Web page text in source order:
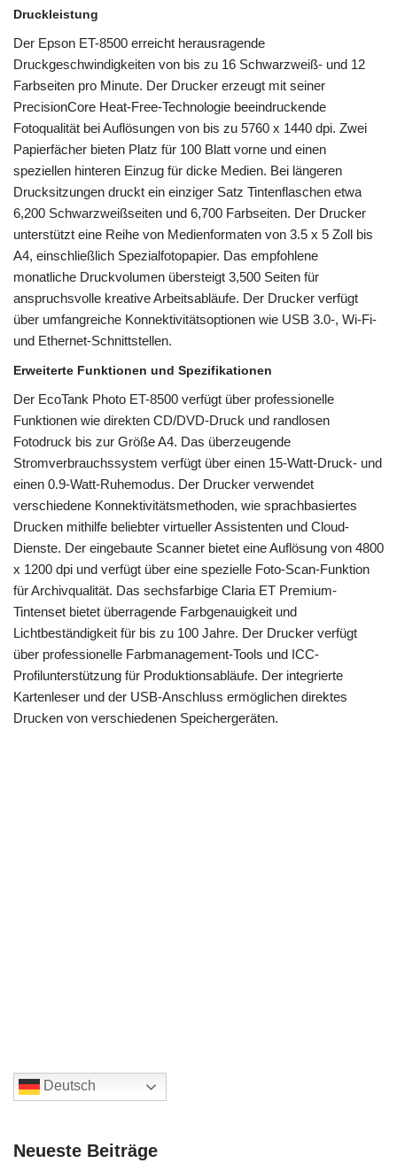
Druckleistung
Der Epson ET-8500 erreicht herausragende
Druckgeschwindigkeiten von bis zu 16 Schwarzweiß- und 12
Farbseiten pro Minute. Der Drucker erzeugt mit seiner
PrecisionCore Heat-Free-Technologie beeindruckende
Fotoqualität bei Auflösungen von bis zu 5760 x 1440 dpi. Zwei
Papierfächer bieten Platz für 100 Blatt vorne und einen
speziellen hinteren Einzug für dicke Medien. Bei längeren
Drucksitzungen druckt ein einziger Satz Tintenflaschen etwa
6,200 Schwarzweißseiten und 6,700 Farbseiten. Der Drucker
unterstützt eine Reihe von Medienformaten von 3.5 x 5 Zoll bis
A4, einschließlich Spezialfotopapier. Das empfohlene
monatliche Druckvolumen übersteigt 3,500 Seiten für
anspruchsvolle kreative Arbeitsabläufe. Der Drucker verfügt
über umfangreiche Konnektivitätsoptionen wie USB 3.0-, Wi-Fi-
und Ethernet-Schnittstellen.
Erweiterte Funktionen und Spezifikationen
Der EcoTank Photo ET-8500 verfügt über professionelle
Funktionen wie direkten CD/DVD-Druck und randlosen
Fotodruck bis zur Größe A4. Das überzeugende
Stromverbrauchssystem verfügt über einen 15-Watt-Druck- und
einen 0.9-Watt-Ruhemodus. Der Drucker verwendet
verschiedene Konnektivitätsmethoden, wie sprachbasiertes
Drucken mithilfe beliebter virtueller Assistenten und Cloud-
Dienste. Der eingebaute Scanner bietet eine Auflösung von 4800
x 1200 dpi und verfügt über eine spezielle Foto-Scan-Funktion
für Archivqualität. Das sechsfarbige Claria ET Premium-
Tintenset bietet überragende Farbgenauigkeit und
Lichtbeständigkeit für bis zu 100 Jahre. Der Drucker verfügt
über professionelle Farbmanagement-Tools und ICC-
Profilunterstützung für Produktionsabläufe. Der integrierte
Kartenleser und der USB-Anschluss ermöglichen direktes
Drucken von verschiedenen Speichergeräten.
Deutsch
Neueste Beiträge